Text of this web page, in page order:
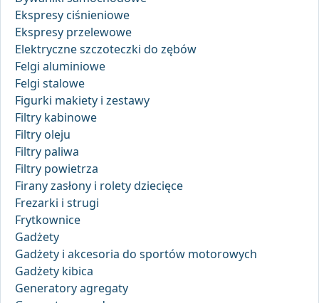
Ekspresy ciśnieniowe
Ekspresy przelewowe
Elektryczne szczoteczki do zębów
Felgi aluminiowe
Felgi stalowe
Figurki makiety i zestawy
Filtry kabinowe
Filtry oleju
Filtry paliwa
Filtry powietrza
Firany zasłony i rolety dziecięce
Frezarki i strugi
Frytkownice
Gadżety
Gadżety i akcesoria do sportów motorowych
Gadżety kibica
Generatory agregaty